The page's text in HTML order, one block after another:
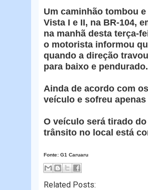
Um caminhão tombou
Vista I e II, na BR-104,
na manhã desta terça-
o motorista informou
quando a direção
para baixo e pendurado.
Ainda de acordo com
veículo e sofreu
O veículo será tirado
trânsito no local está
Fonte: G1 Caruaru
Related Posts: